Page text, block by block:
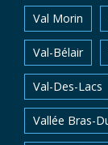
Val Morin
Val-Bélair
Val-Des-Lacs
Vallée Bras-